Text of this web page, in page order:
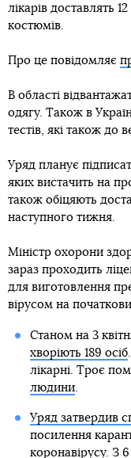
лікарів доставлять
костюмів.
Про це повідомляє
В області
одягу. Також в
тестів, які також до
Уряд планує
яких вистачить на
також обіцяють
наступного тижня.
Міністр охорони
зараз проходить
для виготовлення
вірусом на
Станом на 3
хворіють 189 осіб
лікарні. Троє
людини.
Уряд затвердив
посилення
коронавірусу. З